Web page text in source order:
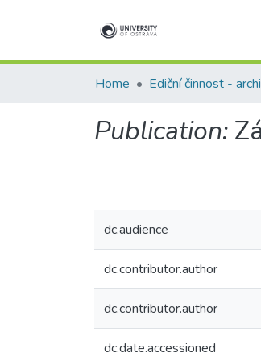
Home Ediční činnost -
Publication:
dc.audience
dc.contributor.author
dc.contributor.author
dc.date.accessioned